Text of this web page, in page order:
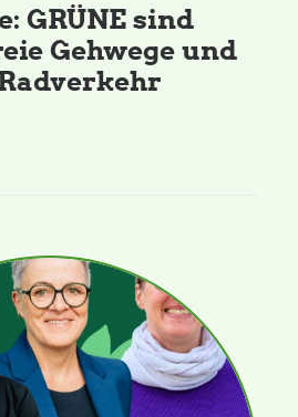
GRÜNE sind
Gehwege und